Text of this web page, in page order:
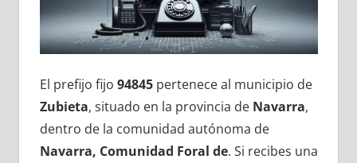
El prefijo fijo 94845pertenece al municipio dе
Zubieta, situado en la provincia dе Navarra,
dentro dе la comunidad autónoma dе
Navarra, Comunidad Foral de. Si recibes una